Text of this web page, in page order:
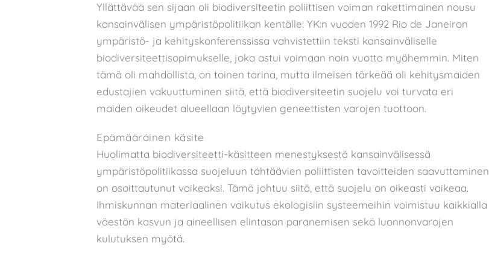
Yllättävää sen sijaan oli biodiversiteetin poliittisen voiman rakettimainen nousu
kansainvälisen ympäristöpolitiikan kentälle: YK:n vuoden 1992 Rio de Janeiron
ympäristö- ja kehityskonferenssissa vahvistettiin teksti kansainväliselle
biodiversiteettisopimukselle, joka astui voimaan noin vuotta myöhemmin. Miten
tämä oli mahdollista, on toinen tarina, mutta ilmeisen tärkeää oli kehitysmaiden
edustajien vakuuttuminen siitä, että biodiversiteetin suojelu voi turvata eri
maiden oikeudet alueellaan löytyvien geneettisten varojen tuottoon.
Epämääräinen käsite
Huolimatta biodiversiteetti-käsitteen menestyksestä kansainvälisessä
ympäristöpolitiikassa suojeluun tähtäävien poliittisten tavoitteiden saavuttaminen
on osoittautunut vaikeaksi. Tämä johtuu siitä, että suojelu on oikeasti vaikeaa.
Ihmiskunnan materiaalinen vaikutus ekologisiin systeemeihin voimistuu kaikkialla
väestön kasvun ja aineellisen elintason paranemisen sekä luonnonvarojen
kulutuksen myötä.